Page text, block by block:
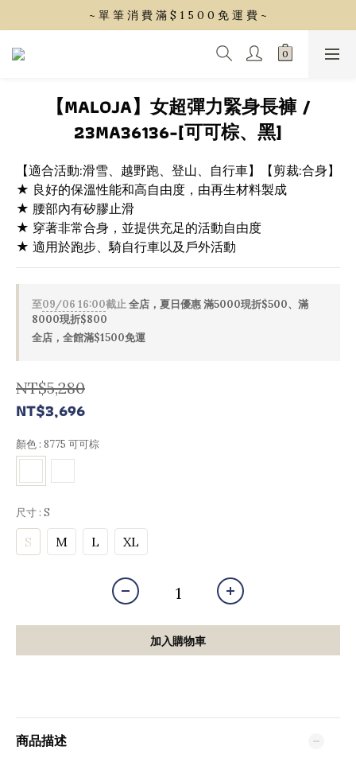
~ 單 筆 消 費 滿 $ 1 5 0 0 免 運 費 ~
~ 單 筆 消 費 滿 $ 1 5 0 0 免 運 費 ~
會 員 享 2% 點 數 回 饋 (1點=1元)
【MALOJA】女超彈力緊身長褲 /
23MA36136-[可可棕、黑]
【適合活動:滑雪、越野跑、登山、自行車】【剪裁:合身】
★ 良好的保溫性能和高自由度，由再生材料製成
★ 腰部內有矽膠止滑
★ 穿著非常合身，並提供充足的活動自由度
★ 適用於跑步、騎自行車以及戶外活動
至09/06 16:00截止全店，夏日優惠 滿5000現折$500、滿
8000現折$800
全店，全館滿$1500免運
NT$5,280
NT$3,696
顏色 : 8775 可可棕
尺寸 : S
S M L XL
加入購物車
商品描述